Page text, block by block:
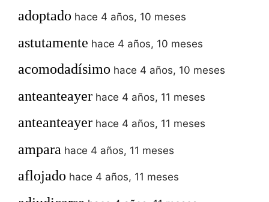
adoptado hace 4 años, 10 meses
astutamente hace 4 años, 10 meses
acomodadísimo hace 4 años, 10 meses
anteanteayer hace 4 años, 11 meses
anteanteayer hace 4 años, 11 meses
ampara hace 4 años, 11 meses
aflojado hace 4 años, 11 meses